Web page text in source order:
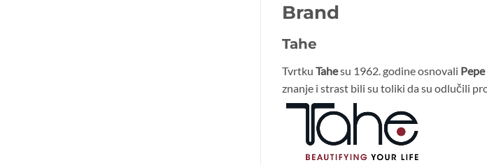
Brand
Tahe
Tvrtku Tahesu 1962. godine osnovali
znanje i strast bili su toliki da su odlučili